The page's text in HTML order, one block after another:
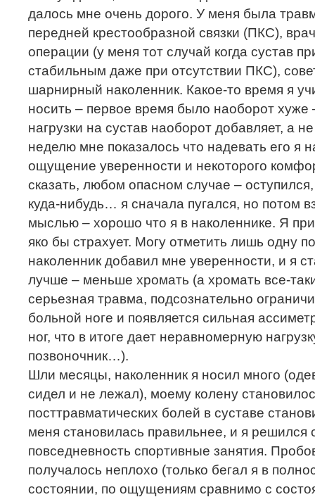
далось мне очень дорого. У меня была
передней крестообразной связки (ПКС),
операции (у меня тот случай когда сустав
стабильным даже при отсутствии ПКС),
шарнирный наколенник. Какое-то время я
носить – первое время было наоборот хуже
нагрузки на сустав наоборот добавляет, а
неделю мне показалось что надевать его я
ощущение уверенности и некоторого
сказать, любом опасном случае –
куда-нибудь… я сначала пугался, но потом
мыслью – хорошо что я в наколеннике. Я
яко бы страхует. Могу отметить лишь одну
наколенник добавил мне уверенности, и я
лучше – меньше хромать (а хромать все-
серьезная травма, подсознательно
больной ноге и появляется сильная
ног, что в итоге дает неравномерную
позвоночник…).
Шли месяцы, наколенник я носил много
сидел и не лежал), моему колену
посттравматических болей в суставе
меня становилась правильнее, и я решился
повседневность спортивные занятия.
получалось неплохо (только бегал я в
состоянии, по ощущениям сравнимо с